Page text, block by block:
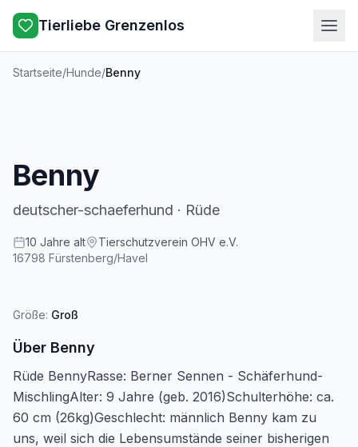
Tierliebe Grenzenlos
Startseite/Hunde/Benny
Benny
deutscher-schaeferhund · Rüde
10 Jahre alt
Tierschutzverein OHV e.V.
16798 Fürstenberg/Havel
Größe: Groß
Über Benny
Rüde BennyRasse: Berner Sennen - Schäferhund-
MischlingAlter: 9 Jahre (geb. 2016)Schulterhöhe: ca.
60 cm (26kg)Geschlecht: männlich Benny kam zu
uns, weil sich die Lebensumstände seiner bisherigen